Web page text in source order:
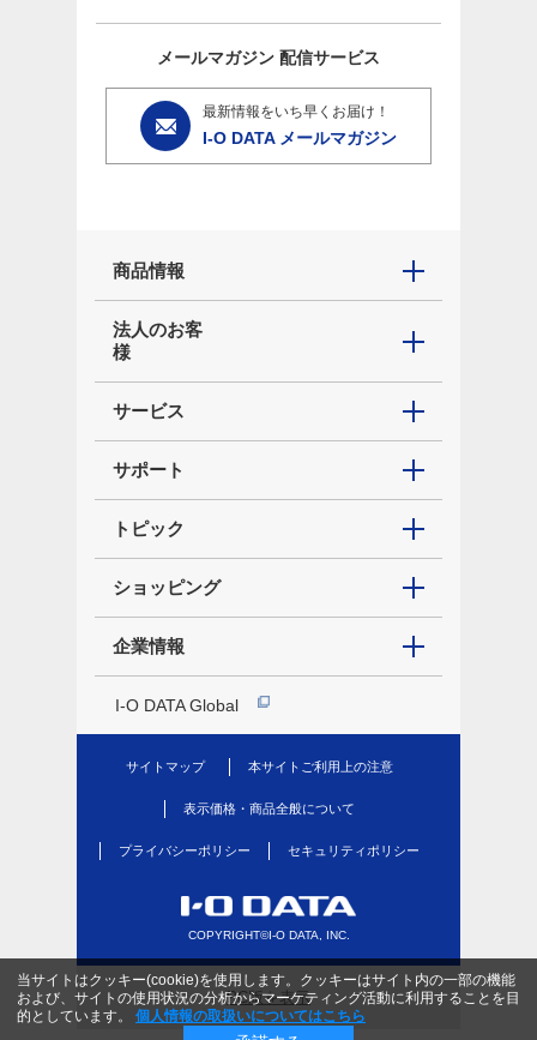
メールマガジン 配信サービス
最新情報をいち早くお届け！
I-O DATA メールマガジン
商品情報
法人のお客
様
サービス
サポート
トピック
ショッピング
企業情報
I-O DATA Global
サイトマップ 本サイトご利用上の注意
表示価格・商品全般について
プライバシーポリシー セキュリティポリシー
COPYRIGHT©I-O DATA, INC.
当サイトはクッキー(cookie)を使用します。クッキーはサイト内の一部の機能
および、サイトの使用状況の分析からマーケティング活動に利用することを目
的としています。
個人情報の取扱いについてはこちら
PC版を表示